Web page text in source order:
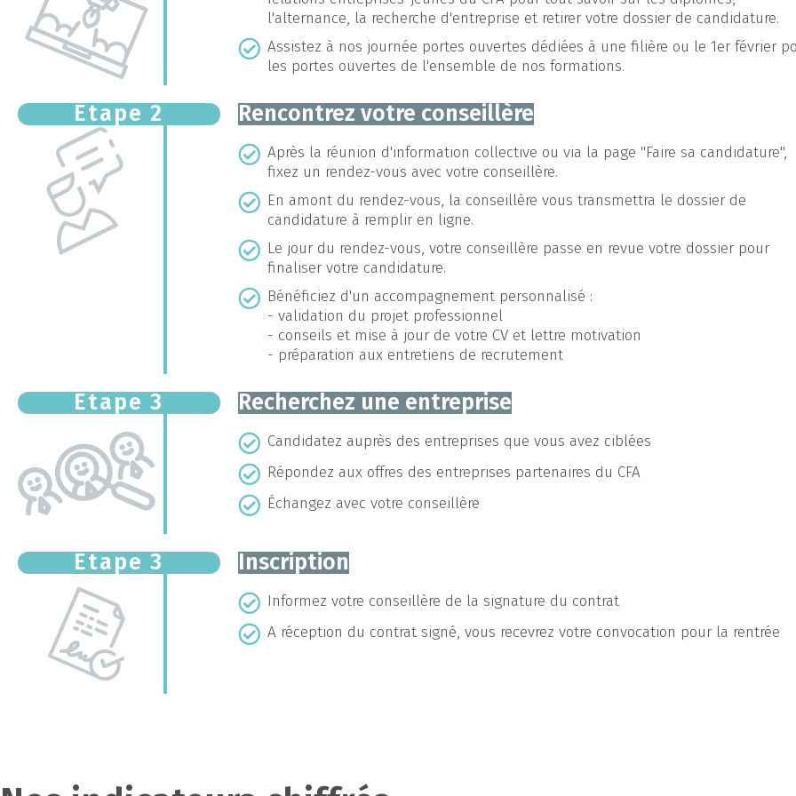
l'alternance, la recherche d'entreprise et retirer votre dossier de candidature.
Assistez à nos journée portes ouvertes dédiées à une filière ou le 1er février
les portes ouvertes de l'ensemble de nos formations.
Étape 2 Rencontrez votre conseillère
Après la réunion d'information collective ou via la page "Faire sa candidature",
fixez un rendez-vous avec votre conseillère.
En amont du rendez-vous, la conseillère vous transmettra le dossier de
candidature à remplir en ligne.
Le jour du rendez-vous, votre conseillère passe en revue votre dossier pour
finaliser votre candidature.
Bénéficiez d'un accompagnement personnalisé :
- validation du projet professionnel
- conseils et mise à jour de votre CV et lettre motivation
- préparation aux entretiens de recrutement
Étape 3 Recherchez une entreprise
Candidatez auprès des entreprises que vous avez ciblées
Répondez aux offres des entreprises partenaires du CFA
Échangez avec votre conseillère
Étape 3 Inscription
Informez votre conseillère de la signature du contrat
A réception du contrat signé, vous recevrez votre convocation pour la rentrée